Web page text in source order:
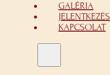
GALÉRIA
JELENTKEZÉS
KAPCSOLAT